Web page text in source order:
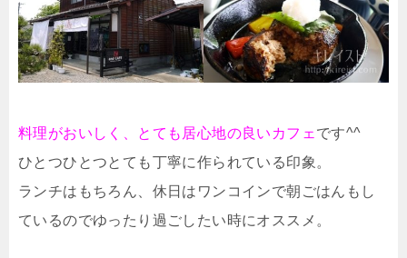
料理がおいしく、とても居心地の良いカフェ です^^
ひとつひとつとても丁寧に作られている印象。
ランチはもちろん、休日はワンコインで朝ごはんもし
ているのでゆったり過ごしたい時にオススメ。